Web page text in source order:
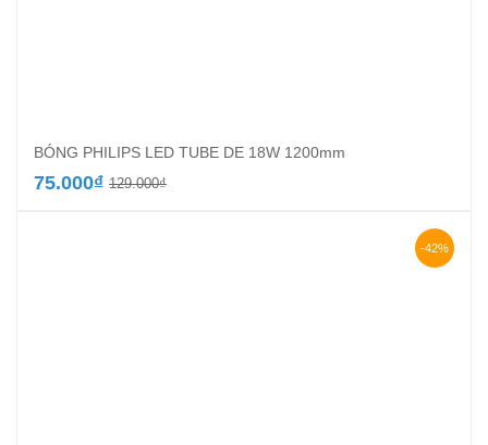
BÓNG PHILIPS LED TUBE DE 18W 1200mm
129.000₫Giá
75.000₫
Giá
-42%